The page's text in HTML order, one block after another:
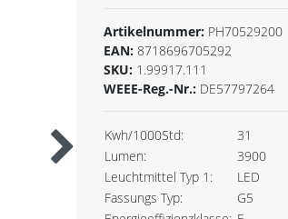
Artikelnummer: PH70529200
EAN: 8718696705292
SKU: 1.99917.111
WEEE-Reg.-Nr.: DE57797264
Kwh/1000Std:
31
Lumen:
3900
Leuchtmittel Typ 1:
LED
Fassungs Typ:
G5